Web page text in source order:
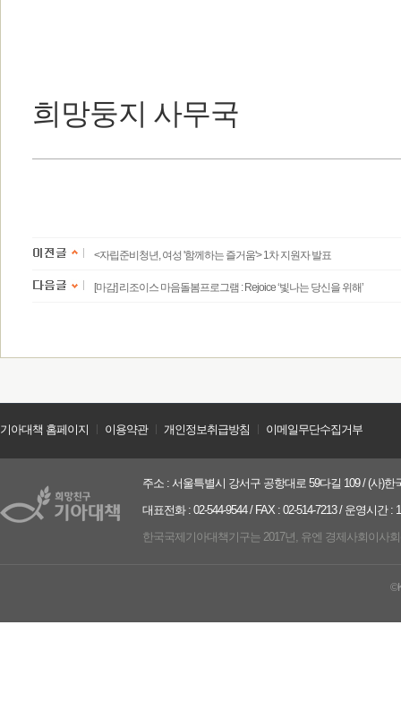
희망둥지 사무국
<자립준비청년, 여성 '함께하는 즐거움'> 1차 지원자 발표
[마감] 리조이스 마음돌봄프로그램 : Rejoice ‘빛나는 당신을 위해’
기아대책 홈페이지 이용약관 개인정보취급방침 이메일무단수집거부
주소 : 서울특별시 강서구 공항대로 59다길 109 / (사)
대표전화 : 02-544-9544 / FAX : 02-514-7213 / 운영시간 :
한국국제기아대책기구는 2017년, 유엔 경제사회이사